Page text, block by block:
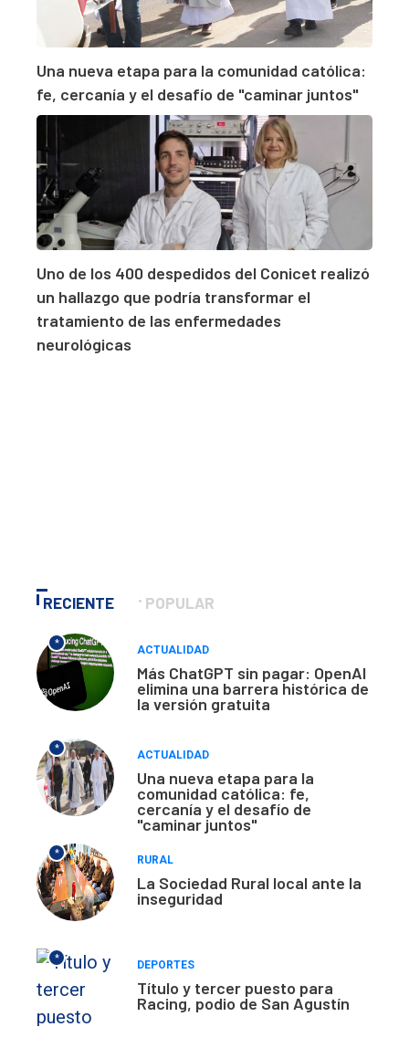
Una nueva etapa para la comunidad católica:
fe, cercanía y el desafío de "caminar juntos"
Uno de los 400 despedidos del Conicet realizó
un hallazgo que podría transformar el
tratamiento de las enfermedades
neurológicas
RECIENTE POPULAR
*
ACTUALIDAD
Más ChatGPT sin pagar: OpenAI
elimina una barrera histórica de
la versión gratuita
*
ACTUALIDAD
Una nueva etapa para la
comunidad católica: fe,
cercanía y el desafío de
"caminar juntos"
*
RURAL
La Sociedad Rural local ante la
inseguridad
*
DEPORTES
Título y tercer puesto para
Racing, podio de San Agustín